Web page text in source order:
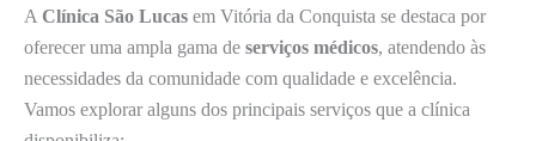
A Clínica São Lucas em Vitória da Conquista se destaca por
oferecer uma ampla gama de serviços médicos, atendendo às
necessidades da comunidade com qualidade e excelência.
Vamos explorar alguns dos principais serviços que a clínica